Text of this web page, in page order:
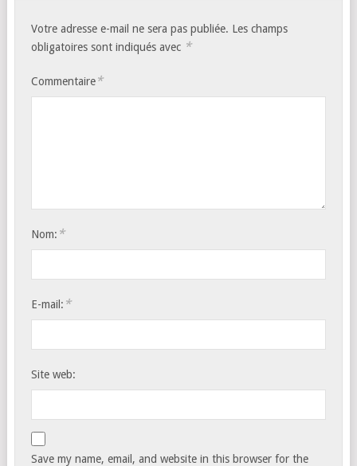
Votre adresse e-mail ne sera pas publiée. Les champs
obligatoires sont indiqués avec *
Commentaire*
Nom: *
E-mail: *
Site web:
Save my name, email, and website in this browser for the